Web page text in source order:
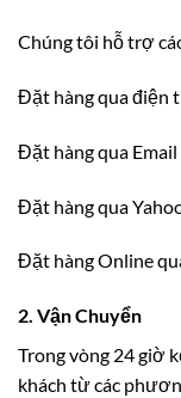
Chúng tôi hỗ trợ
Đặt hàng qua điện
Đặt hàng qua Email
Đặt hàng qua
Đặt hàng Online
2. Vận Chuyển
Trong vòng 24 giờ
khách từ các